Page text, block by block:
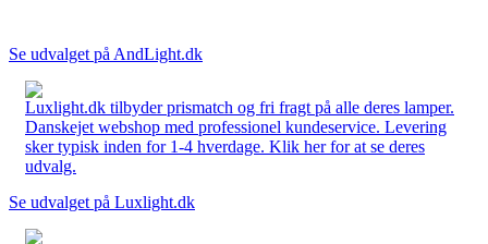
Se udvalget på AndLight.dk
Luxlight.dk tilbyder prismatch og fri fragt på alle deres lamper.
Danskejet webshop med professionel kundeservice. Levering
sker typisk inden for 1-4 hverdage. Klik her for at se deres
udvalg.
Se udvalget på Luxlight.dk